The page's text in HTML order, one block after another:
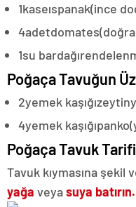
1kaseıspanak(ince
4adetdomates
1su bardağı
Poğaça Tavuğun
2yemek kaşığı
4yemek kaşığıpanko
Poğaça Tavuk
Tavuk kıymasına
yağa veyasuya batırın.